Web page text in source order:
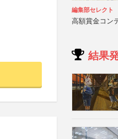
編集部セレクト
高額賞金コン
結果